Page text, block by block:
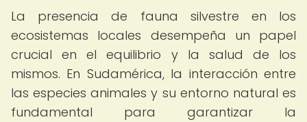
La presencia de fauna silvestre en los
ecosistemas locales desempeña un papel
crucial en el equilibrio y la salud de los
mismos. En Sudamérica, la interacción entre
las especies animales y su entorno natural es
fundamental para garantizar la